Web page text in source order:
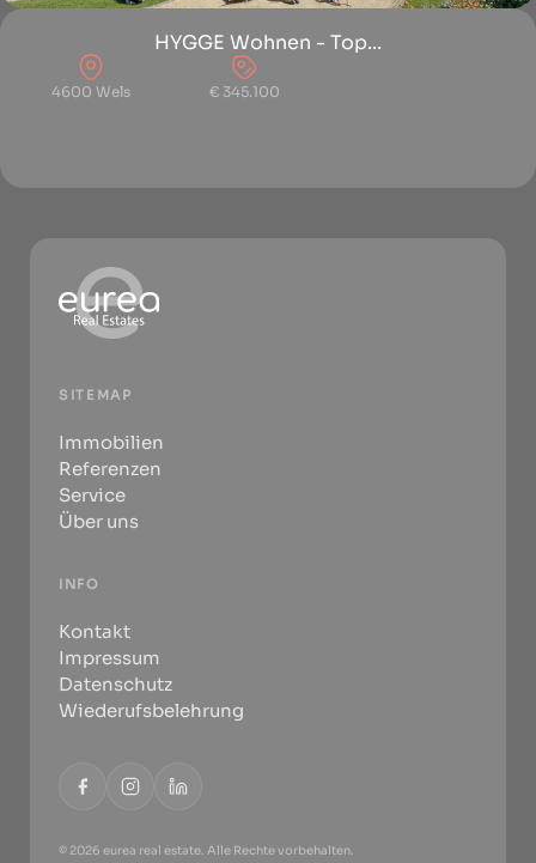
HYGGE Wohnen - Top...
4600 Wels € 345.100
SITEMAP
Immobilien
Referenzen
Service
Über uns
INFO
Kontakt
Impressum
Datenschutz
Wiederufsbelehrung
© 2026 eurea real estate. Alle Rechte vorbehalten.